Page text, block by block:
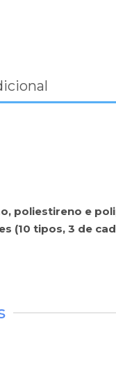
poliestireno e
(10 tipos, 3 de